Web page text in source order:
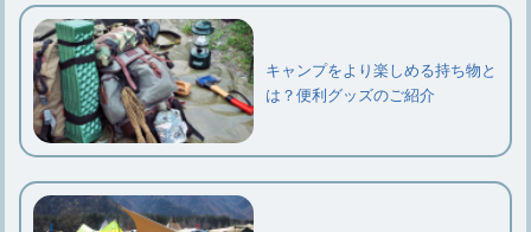
キャンプをより楽しめる持ち物と
は？便利グッズのご紹介